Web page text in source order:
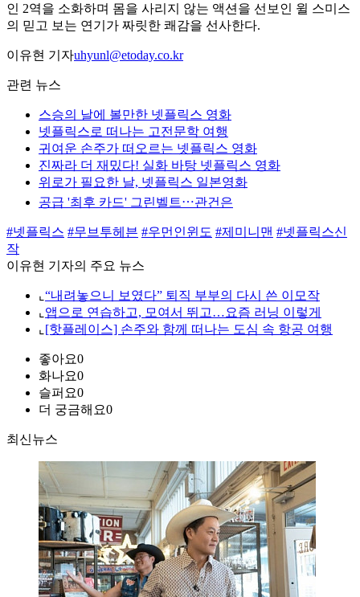
인 2역을 소화하며 몸을 사리지 않는 액션을 선보인 윌 스미스
의 믿고 보는 연기가 짜릿한 쾌감을 선사한다.
이유현 기자uhyunl@etoday.co.kr
관련 뉴스
스승의 날에 볼만한 넷플릭스 영화
넷플릭스로 떠나는 고전문학 여행
귀여운 손주가 떠오르는 넷플릭스 영화
진짜라 더 재밌다! 실화 바탕 넷플릭스 영화
위로가 필요한 날, 넷플릭스 일본영화
공급 '최후 카드' 그린벨트⋯관건은
#넷플릭스 #무브투헤븐 #우먼인윈도 #제미니맨 #넷플릭스신
작
이유현 기자의 주요 뉴스
⌞ “내려놓으니 보였다” 퇴직 부부의 다시 쓴 이모작
⌞ 앱으로 연습하고, 모여서 뛰고…요즘 러닝 이렇게
⌞ [핫플레이스] 손주와 함께 떠나는 도심 속 항공 여행
좋아요0
화나요0
슬퍼요0
더 궁금해요0
최신뉴스